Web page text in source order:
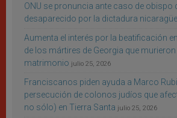
ONU se pronuncia ante caso de obispo
desaparecido por la dictadura
Aumenta el interés por la beatificación
de los mártires de Georgia que murieron
matrimonio julio 25, 2026
Franciscanos piden ayuda a Marco
persecución de colonos judíos que
no sólo) en Tierra Santa julio 25, 2026